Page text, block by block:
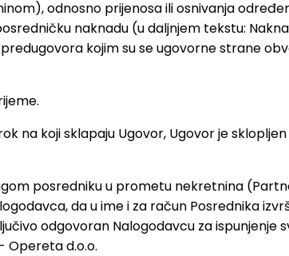
odnosno prijenosa ili osnivanja
naknadu (u daljnjem tekstu:
kojim su se ugovorne strane
na koji sklapaju Ugovor, Ugovor je
posredniku u prometu nekretnina
da u ime i za račun Posrednika
odgovoran Nalogodavcu za
Opereta d.o.o.